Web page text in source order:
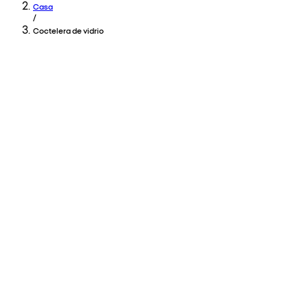
Casa
/
Coctelera de vidrio